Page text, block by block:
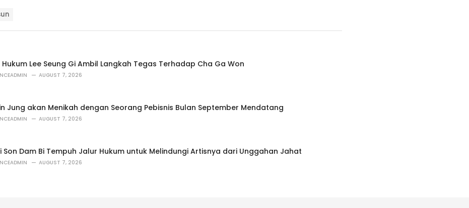
Hukum Lee Seung Gi Ambil Langkah Tegas Terhadap Cha Ga Won
AUGUST 7, 2026
Jung akan Menikah dengan Seorang Pebisnis Bulan September Mendatang
AUGUST 7, 2026
Son Dam Bi Tempuh Jalur Hukum untuk Melindungi Artisnya dari Unggahan Jahat
AUGUST 7, 2026